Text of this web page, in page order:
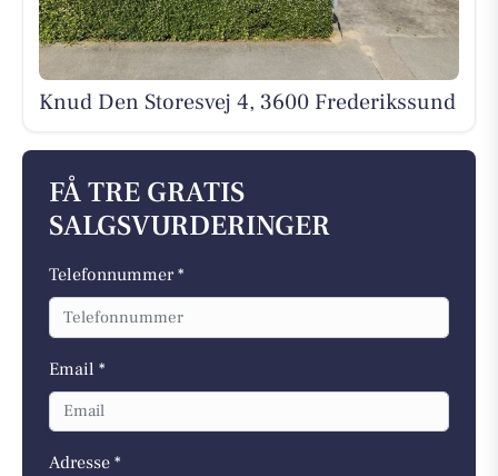
Knud Den Storesvej 4, 3600 Frederikssund
FÅ TRE GRATIS
SALGSVURDERINGER
Telefonnummer *
Email *
Adresse *